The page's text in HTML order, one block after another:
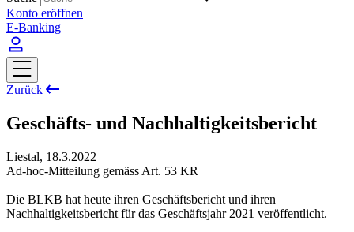
Konto eröffnen
E-Banking
Zurück
Geschäfts- und Nachhaltigkeitsbericht
Liestal, 18.3.2022
Ad-hoc-Mitteilung gemäss Art. 53 KR
Die BLKB hat heute ihren Geschäftsbericht und ihren
Nachhaltigkeitsbericht für das Geschäftsjahr 2021 veröffentlicht.